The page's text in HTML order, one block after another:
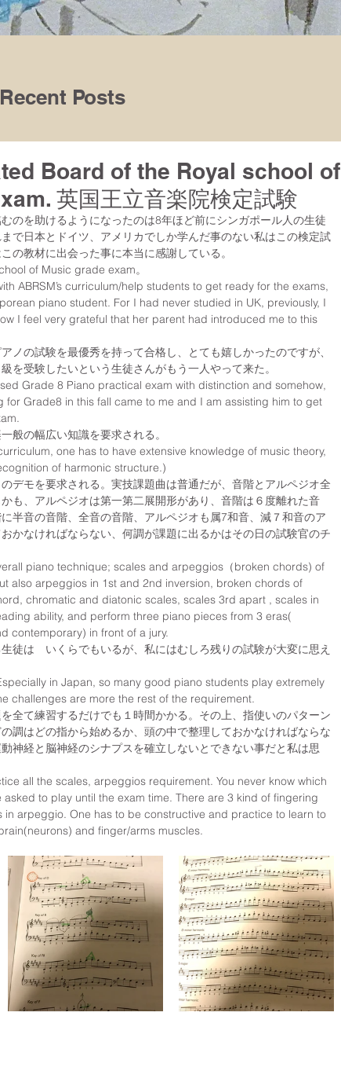
Recent Posts
Board of the Royal school of
英国王立音楽院検定試験
のを助けるようになったのは8年ほど前にシンガポール人の生徒
で日本とドイツ、アメリカでしか学んだ事のない私はこの検定試
の教材に出会った事に本当に感謝している。
of Music grade exam。
ABRSM’s curriculum/help students to get ready for the exams,
piano student. For I had never studied in UK, previously, I
I feel very grateful that her parent had introduced me to this
ノの試験を最優秀を持って合格し、とても嬉しかったのですが、
を受験したいという生徒さんがもう一人やって来た。
Grade 8 Piano practical exam with distinction and somehow,
Grade8 in this fall came to me and I am assisting him to get
般の幅広い知識を要求される。
one has to have extensive knowledge of music theory,
of harmonic structure.)
デモを要求される。実技課題曲は普通だが、音階とアルペジオ全
も、アルペジオは第一第二展開形があり、音階は６度離れた音
半音の音階、全音の音階、アルペジオも属7和音、減７和音のア
かなければならない、何調が課題に出るかはその日の試験官のチ
piano technique; scales and arpeggios（broken chords) of
also arpeggios in 1st and 2nd inversion, broken chords of
chromatic and diatonic scales, scales 3rd apart , scales in
ability, and perform three piano pieces from 3 eras(
contemporary) in front of a jury.
徒は　いくらでもいるが、私にはむしろ残りの試験が大変に思え
in Japan, so many good piano students play extremely
challenges are more the rest of the requirement.
全て練習するだけでも１時間かかる。その上、指使いのパターン
調はどの指から始めるか、頭の中で整理しておかなければならな
神経と脳神経のシナプスを確立しないとできない事だと私は思
all the scales, arpeggios requirement. You never know which
to play until the exam time. There are 3 kind of fingering
in arpeggio. One has to be constructive and practice to learn to
and finger/arms muscles.